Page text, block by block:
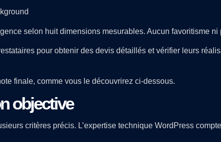
selon huit dimensions mesurables. Aucun favoritisme ni
pour obtenir des devis détaillés et vérifier leurs
finale, comme vous le découvrirez ci-dessous.
objective
critères précis. L’expertise technique WordPress